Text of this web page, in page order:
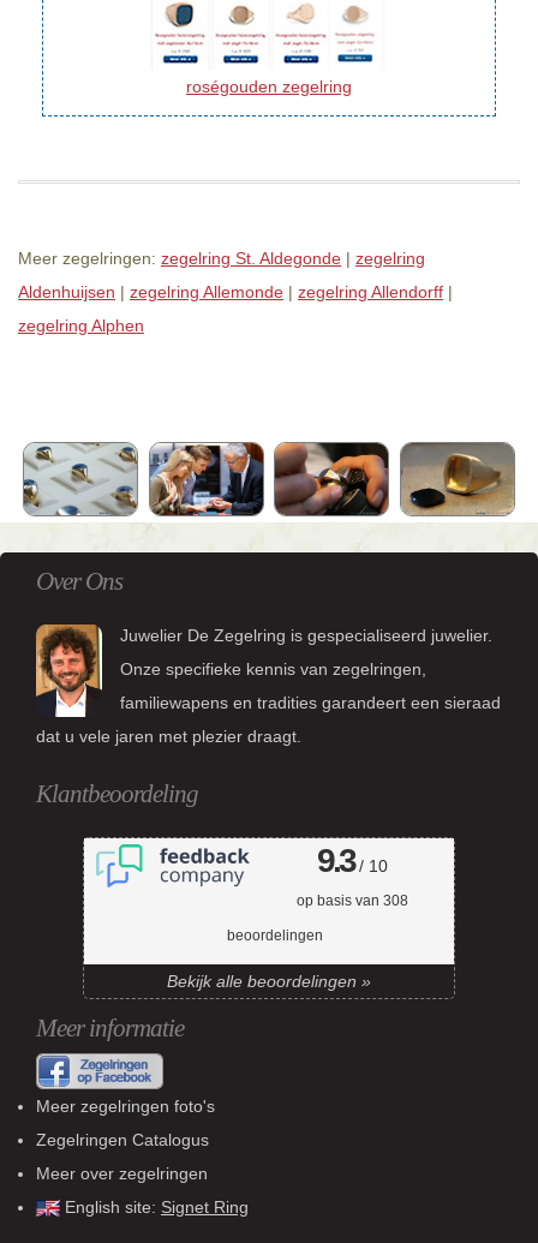
roségouden zegelring
Meer zegelringen: zegelring St. Aldegonde | zegelring
Aldenhuijsen | zegelring Allemonde | zegelring Allendorff |
zegelring Alphen
Over Ons
Juwelier De Zegelring is gespecialiseerd juwelier.
Onze specifieke kennis van zegelringen,
familiewapens en tradities garandeert een sieraad
dat u vele jaren met plezier draagt.
Klantbeoordeling
9.3/ 10
op basis van 308
beoordelingen
Bekijk alle beoordelingen »
Meer informatie
Meer zegelringen foto's
Zegelringen Catalogus
Meer over zegelringen
English site: Signet Ring